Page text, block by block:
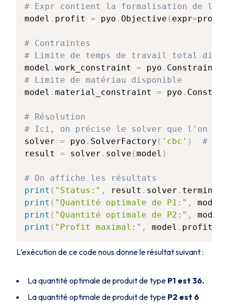
# Expr contient la formalisation de
model . profit = pyo . Objective ( expr=
# Contraintes
# Limite de temps de travail total
model . work_constraint = pyo . Constraint
# Limite de matériau disponible
model . material_constraint = pyo .
# Résolution
# Ici, on précise le solver que l'on
solver = pyo . SolverFactory ( 'cbc' )
#
result = solver . solve (model )
# On affiche les résultats
print ( "Status:" , result . solver .
print ( "Quantité optimale de P1:" , model
print ( "Quantité optimale de P2:" , model
print ( "Profit maximal:" , model . profit
L’exécution de ce code nous donne le résultat suivant :
La quantité optimale de produit de type P1 est 36.
La quantité optimale de produit de type P2 est 6